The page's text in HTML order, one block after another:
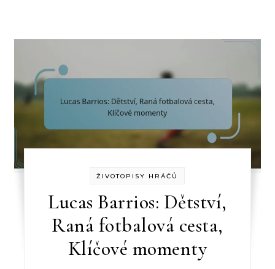
ŽIVOTOPISY HRÁČŮ
Lucas Barrios: Dětství,
Raná fotbalová cesta,
Klíčové momenty